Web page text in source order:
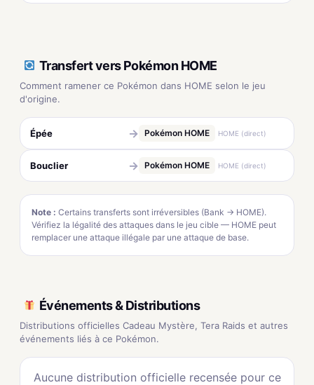
Transfert vers Pokémon HOME
Comment ramener ce Pokémon dans HOME selon le jeu
d'origine.
Épée → Pokémon HOME HOME (direct)
Bouclier → Pokémon HOME HOME (direct)
Note : Certains transferts sont irréversibles (Bank → HOME).
Vérifiez la légalité des attaques dans le jeu cible — HOME peut
remplacer une attaque illégale par une attaque de base.
Événements & Distributions
Distributions officielles Cadeau Mystère, Tera Raids et autres
événements liés à ce Pokémon.
Aucune distribution officielle recensée pour ce